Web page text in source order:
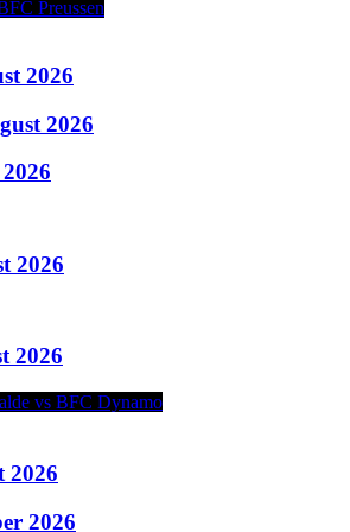
Preussen
2026
2026
2026
2026
vs BFC Dynamo
2026
2026